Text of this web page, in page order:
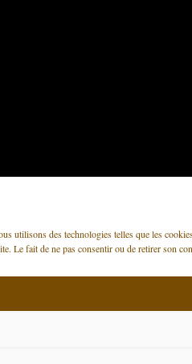
utilisons des technologies telles que les
Le fait de ne pas consentir ou de retirer son